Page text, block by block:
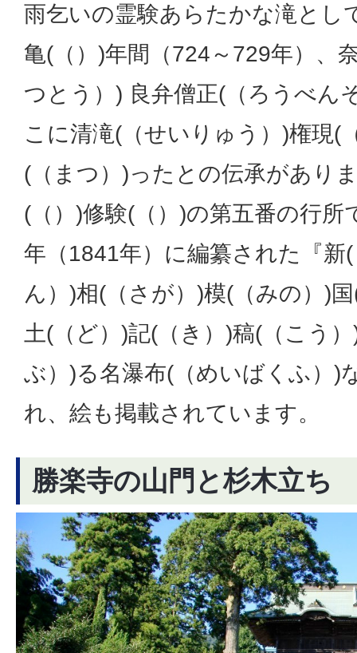
雨乞いの霊験あらたかな滝とし
亀(（）)年間（724～729年）、
つとう）) 良弁僧正(（ろうべん
こに清滝(（せいりゅう）)権現(
(（まつ）)ったとの伝承があり
(（）)修験(（）)の第五番の行所
年（1841年）に編纂された『新
ん）)相(（さが）)模(（みの）)
土(（ど）)記(（き）)稿(（こう
ぶ）)る名瀑布(（めいばくふ）)
れ、絵も掲載されています。
勝楽寺の山門と杉木立ち